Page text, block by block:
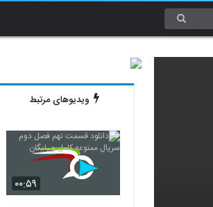
ویدیوهای مرتبط
۰۰:۵۹